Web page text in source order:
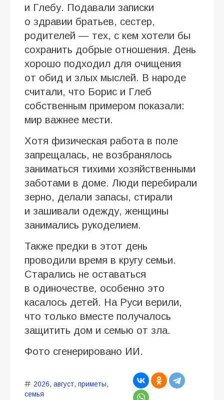
и Глебу. Подавали записки
о здравии братьев, сестер,
родителей — тех, с кем хотели бы
сохранить добрые отношения. День
хорошо подходил для очищения
от обид и злых мыслей. В народе
считали, что Борис и Глеб
собственным примером показали:
мир важнее мести.
Хотя физическая работа в поле
запрещалась, не возбранялось
заниматься тихими хозяйственными
заботами в доме. Люди перебирали
зерно, делали запасы, стирали
и зашивали одежду, женщины
занимались рукоделием.
Также предки в этот день
проводили время в кругу семьи.
Старались не оставаться
в одиночестве, особенно это
касалось детей. На Руси верили,
что только вместе получалось
защитить дом и семью от зла.
Фото сгенерировано ИИ.
2026, август, приметы,
семья